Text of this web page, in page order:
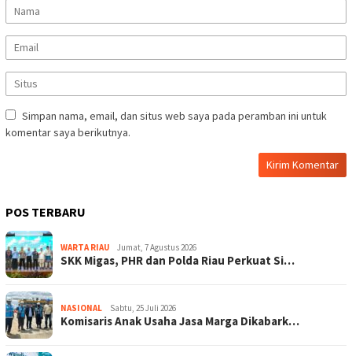
Simpan nama, email, dan situs web saya pada peramban ini untuk
komentar saya berikutnya.
POS TERBARU
WARTA RIAU Jumat, 7 Agustus 2026
SKK Migas, PHR dan Polda Riau Perkuat Si…
NASIONAL Sabtu, 25 Juli 2026
Komisaris Anak Usaha Jasa Marga Dikabark…